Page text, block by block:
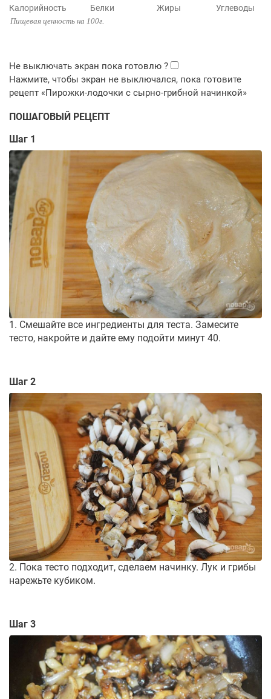
Калорийность Белки Жиры Углеводы
Пищевая ценность на 100г.
ПОШАГОВЫЙ РЕЦЕПТ
Шаг 1
1. Смешайте все ингредиенты для теста. Замесите
тесто, накройте и дайте ему подойти минут 40.
Шаг 2
2. Пока тесто подходит, сделаем начинку. Лук и грибы
нарежьте кубиком.
Шаг 3